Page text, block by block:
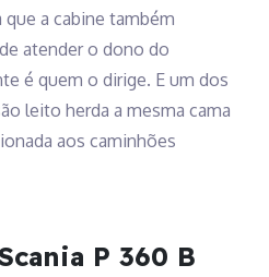
a cabine também
atender o dono do
é quem o dirige. E um dos
leito herda a mesma cama
aos caminhões
P 360 B